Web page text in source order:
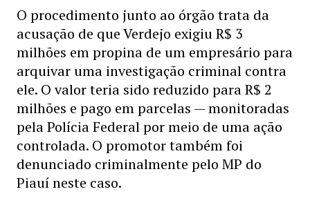
O procedimento junto ao órgão trata da
acusação de que Verdejo exigiu R$ 3
milhões em propina de um empresário para
arquivar uma investigação criminal contra
ele. O valor teria sido reduzido para R$ 2
milhões e pago em parcelas — monitoradas
pela Polícia Federal por meio de uma ação
controlada. O promotor também foi
denunciado criminalmente pelo MP do
Piauí neste caso.